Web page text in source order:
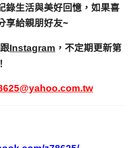
錄生活與美好回憶， 如果喜
享給親朋好友~
跟Instagram ，不定期更新第